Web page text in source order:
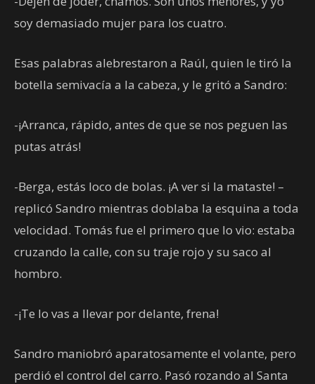
soy demasiado mujer para los cuatro.
Esas palabras alebrestaron a Raúl, quien le tiró la
botella semivacía a la cabeza, y le gritó a Sandro:
-¡Arranca, rápido, antes de que se nos peguen las
putas atrás!
-Berga, estás loco de bolas. ¡A ver si la mataste! –
replicó Sandro mientras doblaba la esquina a toda
velocidad. Tomás fue el primero que lo vio: estaba
cruzando la calle, con su traje rojo y su saco al
hombro.
-¡Te lo vas a llevar por delante, frena!
Sandro maniobró aparatosamente el volante, pero
perdió el control del carro. Pasó rozando al Santa